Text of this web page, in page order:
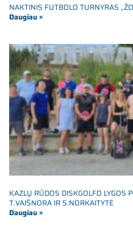
NAKTINIS FUTBOLO TURNYRAS
Daugiau »
KAZLŲ RŪDOS DISKGOLFO LYGOS
T.VAIŠNORA IR S.NORKAITYTĖ
Daugiau »